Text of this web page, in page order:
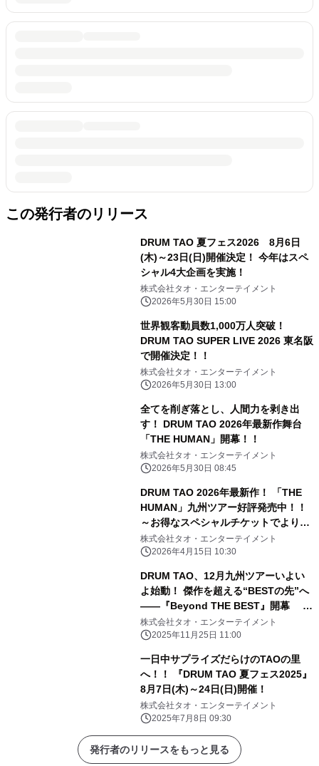
この発行者のリリース
DRUM TAO 夏フェス2026 8月6日
(木)～23日(日)開催決定！ 今年はスペ
シャル4大企画を実施！
株式会社タオ・エンターテイメント
2026年5月30日 15:00
世界観客動員数1,000万人突破！
DRUM TAO SUPER LIVE 2026 東名阪
で開催決定！！
株式会社タオ・エンターテイメント
2026年5月30日 13:00
全てを削ぎ落とし、人間力を剥き出
す！ DRUM TAO 2026年最新作舞台
「THE HUMAN」開幕！！
株式会社タオ・エンターテイメント
2026年5月30日 08:45
DRUM TAO 2026年最新作！ 「THE
HUMAN」九州ツアー好評発売中！！
～お得なスペシャルチケットでより楽
しいひと時を～
株式会社タオ・エンターテイメント
2026年4月15日 10:30
DRUM TAO、12月九州ツアーいよい
よ始動！ 傑作を超える“BESTの先”へ
――『Beyond THE BEST』開幕 ～
12月限定の企画チケットで特別な体験
を～
株式会社タオ・エンターテイメント
2025年11月25日 11:00
一日中サプライズだらけのTAOの里
へ！！ 『DRUM TAO 夏フェス2025』
8月7日(木)～24日(日)開催！
株式会社タオ・エンターテイメント
2025年7月8日 09:30
発行者のリリースをもっと見る